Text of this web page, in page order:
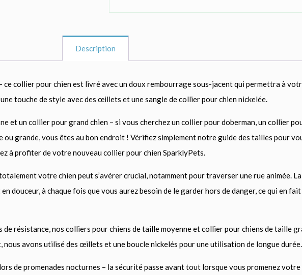
Description
collier pour chien est livré avec un doux rembourrage sous-jacent qui permettra à
touche de style avec des œillets et une sangle de collier pour chien nickelée.
et un collier pour grand chien – si vous cherchez un collier pour doberman, un collier
grande, vous êtes au bon endroit ! Vérifiez simplement notre guide des tailles pour
à profiter de votre nouveau collier pour chien SparklyPets.
votre chien peut s’avérer crucial, notamment pour traverser une rue animée.
douceur, à chaque fois que vous aurez besoin de le garder hors de danger, ce qui en
résistance, nos colliers pour chiens de taille moyenne et collier pour chiens de taille
avons utilisé des œillets et une boucle nickelés pour une utilisation de longue durée.
de promenades nocturnes – la sécurité passe avant tout lorsque vous promenez votre